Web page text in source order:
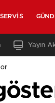
SERVIS
Yayın